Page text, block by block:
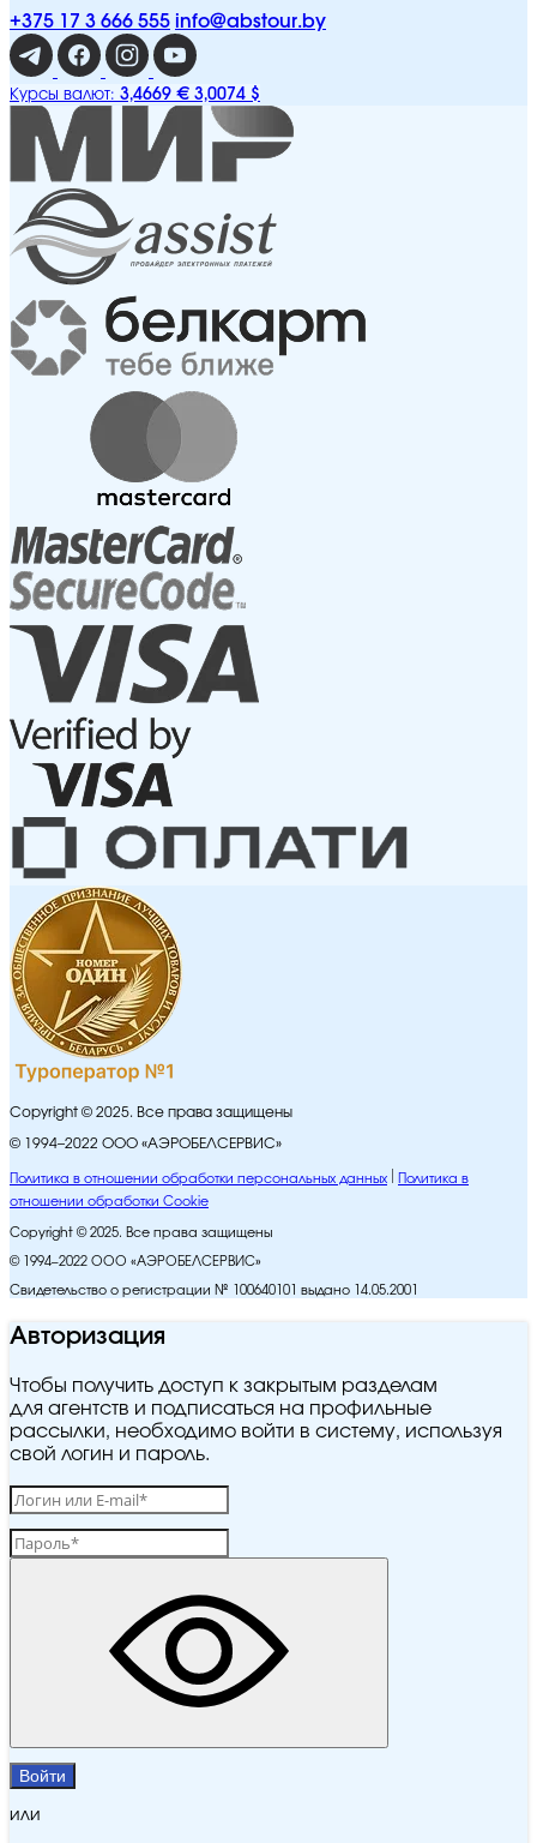
+375 17 3 666 555 info@abstour.by
Курсы валют: 3,4669 € 3,0074 $
Copyright © 2025. Все права защищены
© 1994–2022 ООО «АЭРОБЕЛСЕРВИС»
Политика в отношении обработки персональных данных
Политика в
отношении обработки Cookie
Copyright © 2025. Все права защищены
© 1994–2022 ООО «АЭРОБЕЛСЕРВИС»
Свидетельство о регистрации № 100640101 выдано 14.05.2001
Авторизация
Чтобы получить доступ к закрытым разделам
для агентств и подписаться на профильные
рассылки, необходимо войти в систему, используя
свой логин и пароль.
Войти
или